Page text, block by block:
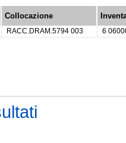
Collocazione
RACC.DRAM.5794 003 6